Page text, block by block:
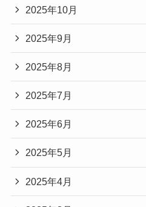
2025年10月
2025年9月
2025年8月
2025年7月
2025年6月
2025年5月
2025年4月